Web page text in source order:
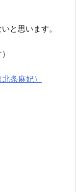
と思います。
条麻妃）